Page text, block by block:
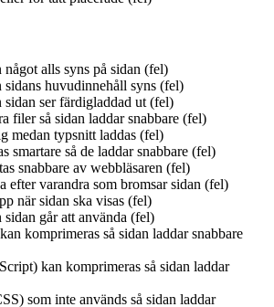
alls syns på sidan (fel)
huvudinnehåll syns (fel)
ser färdigladdad ut (fel)
filer så sidan laddar snabbare (fel)
medan typsnitt laddas (fel)
smartare så de laddar snabbare (fel)
snabbare av webbläsaren (fel)
efter varandra som bromsar sidan (fel)
när sidan ska visas (fel)
går att använda (fel)
komprimeras så sidan laddar snabbare
kan komprimeras så sidan laddar
som inte används så sidan laddar